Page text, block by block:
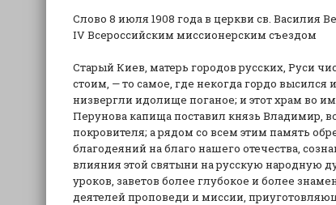
Слово 8 июля 1908 года в церкви св. Василия
IV Всероссийским миссионерским съездом
Старый Киев, матерь городов русских, Руси
стоим, — то самое, где некогда гордо
низвергли идолище поганое; и этот храм во
Перунова капища поставил князь Владимир,
покровителя; а рядом со всем этим память
благодеяний на благо нашего отечества,
влияния этой святыни на русскую народную
уроков, заветов более глубокое и более
деятелей проповеди и миссии,